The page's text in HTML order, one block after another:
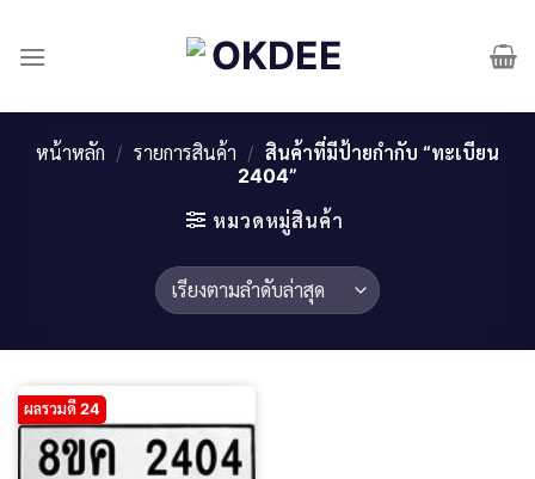
content
หน้าหลัก / รายการสินค้า / สินค้าที่มีป้ายกำกับ “ทะเบียน
2404”
หมวดหมู่สินค้า
ผลรวมดี 24